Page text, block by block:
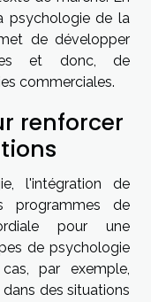
psychologie de la
de développer
et donc, de
commerciales.
renforcer
l'intégration de
programmes de
pour une
de psychologie
par exemple,
des situations